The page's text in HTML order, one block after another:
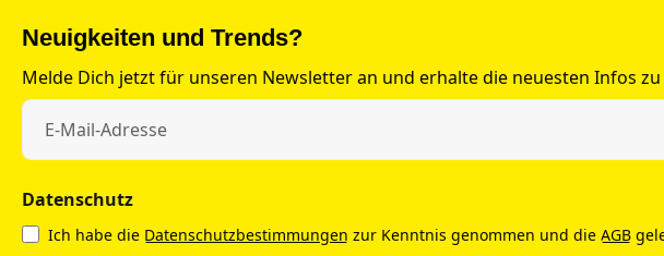
Neuigkeiten und Trends?
Melde Dich jetzt für unseren Newsletter an und erhalte die neuesten Infos
Datenschutz
Ich habe die Datenschutzbestimmungen zur Kenntnis genommen und die AGB